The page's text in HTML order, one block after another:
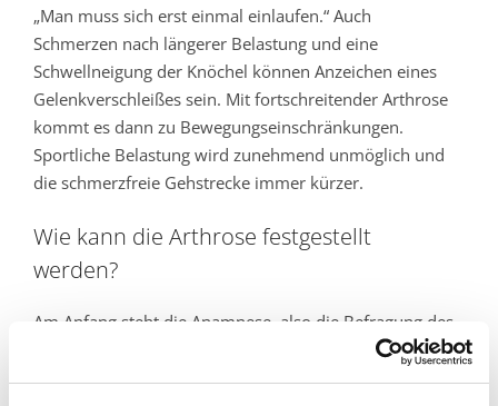
„Man muss sich erst einmal einlaufen.“ Auch
Schmerzen nach längerer Belastung und eine
Schwellneigung der Knöchel können Anzeichen eines
Gelenkverschleißes sein. Mit fortschreitender Arthrose
kommt es dann zu Bewegungseinschränkungen.
Sportliche Belastung wird zunehmend unmöglich und
die schmerzfreie Gehstrecke immer kürzer.
Wie kann die Arthrose festgestellt
werden?
Am Anfang steht die Anamnese, also die Befragung des
Patienten: Welche Beschwerden liegen vor? Gab es
Unfälle? Gibt es Anhalt auf rheumatisch Erkrankungen?